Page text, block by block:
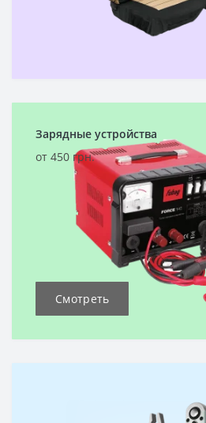
Зарядные устройства
от 450 грн.
Смотреть